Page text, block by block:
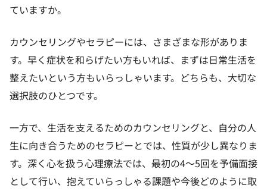
ていますか。
カウンセリングやセラピーには、さまざまな形がありま
す。早く症状を和らげたい方もいれば、まずは日常生活を
整えたいという方もいらっしゃいます。どちらも、大切な
選択肢のひとつです。
一方で、生活を支えるためのカウンセリングと、自分の人
生に向き合うためのセラピーとでは、性質が少し異なりま
す。深く心を扱う心理療法では、最初の4〜5回を予備面接
として行い、抱えていらっしゃる課題や今後どのように取